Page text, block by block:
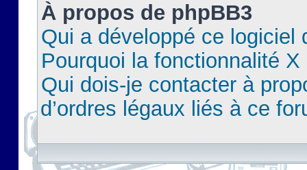
À propos de phpBB3
Qui a développé ce logiciel
Pourquoi la fonctionnalité X
Qui dois-je contacter à
d’ordres légaux liés à ce